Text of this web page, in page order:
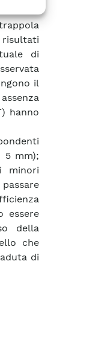
di
il
hanno
5 mm);
minori
essere
della
che
di